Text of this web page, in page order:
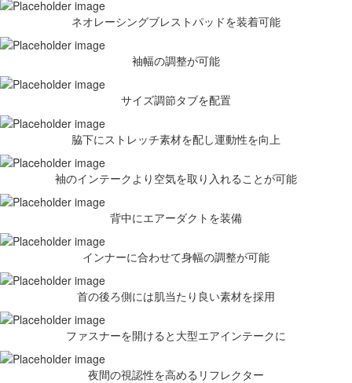
ネオレーシングブレストパッドを装着可能
袖幅の調整が可能
サイズ調節タブを配置
脇下にストレッチ素材を配し運動性を向上
袖のインテークより空気を取り入れることが可能
背中にエアーダクトを装備
インナーに合わせて身幅の調整が可能
首の後ろ側には肌当たり良い素材を採用
ファスナーを開けると大型エアインテークに
夜間の視認性を高めるリフレクター